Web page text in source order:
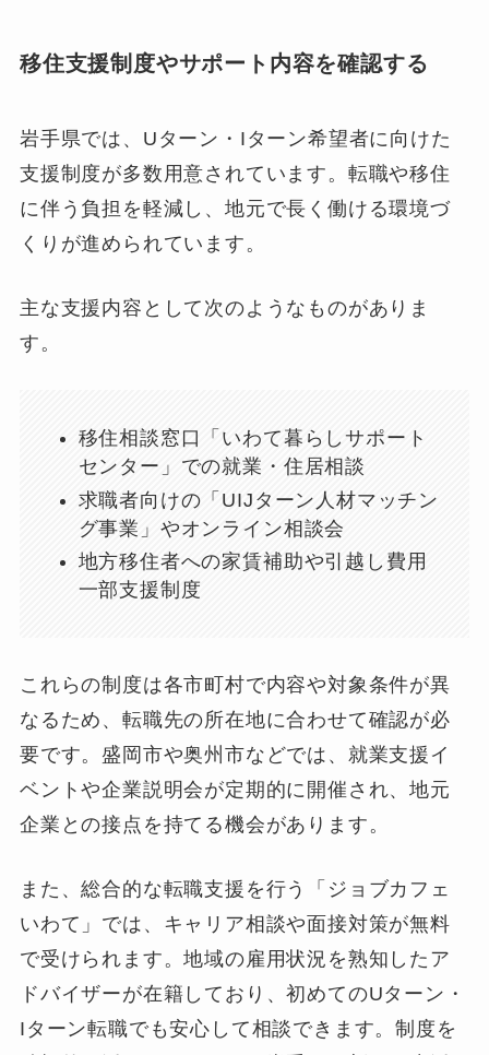
移住支援制度やサポート内容を確認する
岩手県では、Uターン・Iターン希望者に向けた
支援制度が多数用意されています。転職や移住
に伴う負担を軽減し、地元で長く働ける環境づ
くりが進められています。
主な支援内容として次のようなものがありま
す。
移住相談窓口「いわて暮らしサポート
センター」での就業・住居相談
求職者向けの「UIJターン人材マッチン
グ事業」やオンライン相談会
地方移住者への家賃補助や引越し費用
一部支援制度
これらの制度は各市町村で内容や対象条件が異
なるため、転職先の所在地に合わせて確認が必
要です。盛岡市や奥州市などでは、就業支援イ
ベントや企業説明会が定期的に開催され、地元
企業との接点を持てる機会があります。
また、総合的な転職支援を行う「ジョブカフェ
いわて」では、キャリア相談や面接対策が無料
で受けられます。地域の雇用状況を熟知したア
ドバイザーが在籍しており、初めてのUターン・
Iターン転職でも安心して相談できます。制度を